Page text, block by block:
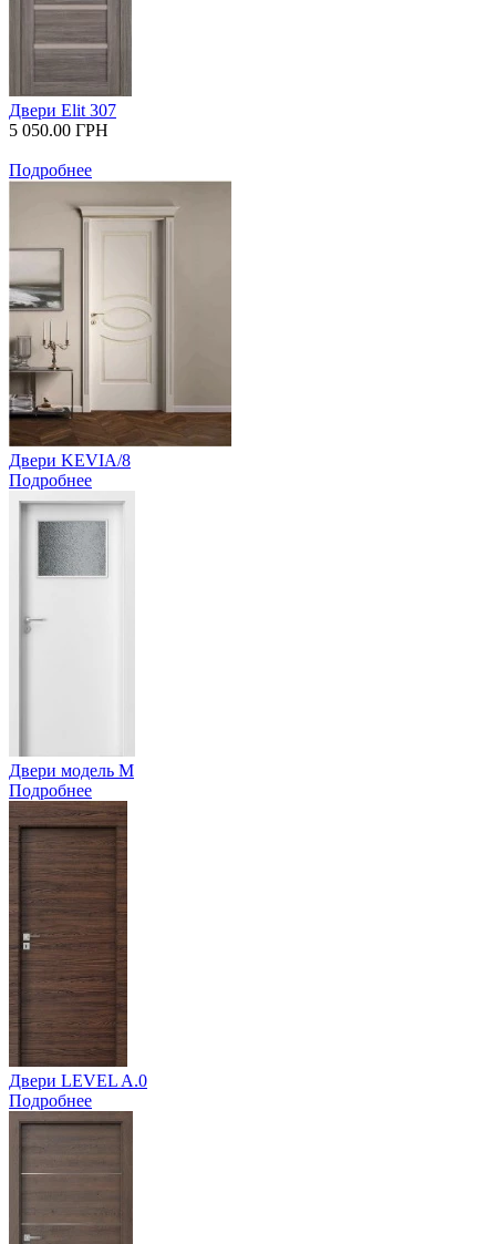
Двери Elit 307
5 050.00 ГРН
Подробнее
Двери KEVIA/8
Подробнее
Двери модель M
Подробнее
Двери LEVEL A.0
Подробнее